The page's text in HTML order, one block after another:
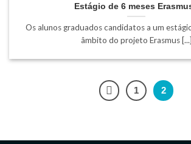
Estágio de 6 meses
Os alunos graduados candidatos a um
âmbito do projeto Erasmus [...]
1 2